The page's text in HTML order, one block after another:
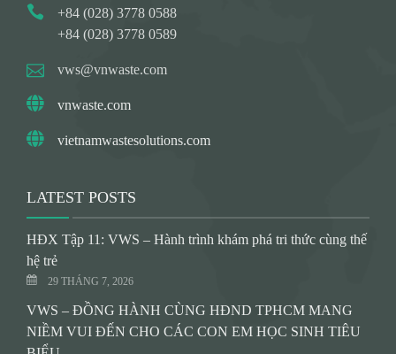
+84 (028) 3778 0588
+84 (028) 3778 0589
vws@vnwaste.com
vnwaste.com
vietnamwastesolutions.com
LATEST POSTS
HĐX Tập 11: VWS – Hành trình khám phá tri thức cùng thế
hệ trẻ
29 THÁNG 7, 2026
VWS – ĐỒNG HÀNH CÙNG HĐND TPHCM MANG
NIỀM VUI ĐẾN CHO CÁC CON EM HỌC SINH TIÊU